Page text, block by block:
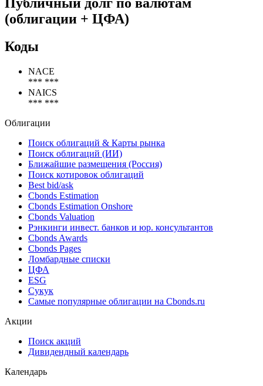
Публичный долг по валютам
(облигации + ЦФА)
Коды
NACE
*** ***
NAICS
*** ***
Облигации
Поиск облигаций & Карты рынка
Поиск облигаций (ИИ)
Ближайшие размещения (Россия)
Поиск котировок облигаций
Best bid/ask
Cbonds Estimation
Cbonds Estimation Onshore
Cbonds Valuation
Рэнкинги инвест. банков и юр. консультантов
Cbonds Awards
Cbonds Pages
Ломбардные списки
ЦФА
ESG
Сукук
Самые популярные облигации на Cbonds.ru
Акции
Поиск акций
Дивидендный календарь
Календарь